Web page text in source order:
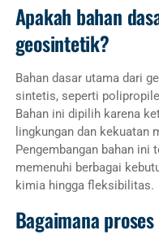
Apakah bahan
geosintetik?
Bahan dasar utama dari
sintetis, seperti
Bahan ini dipilih karena
lingkungan dan kekuatan
Pengembangan bahan ini
memenuhi berbagai
kimia hingga fleksibilitas.
Bagaimana